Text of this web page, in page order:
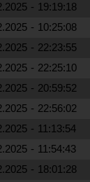
- 19:19:18
- 10:25:08
- 22:23:55
- 22:25:10
- 20:59:52
- 22:56:02
- 11:13:54
- 11:54:43
- 18:01:28